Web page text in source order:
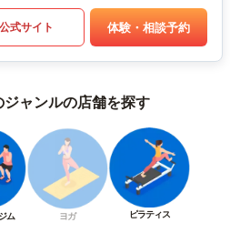
公式サイト 体験・相談予約
ャンルの店舗を探す
ム ヨガ ピラティス